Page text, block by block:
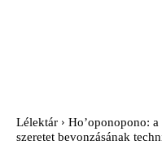
Lélektár
Ho’oponopono: a
szeretet bevonzásának